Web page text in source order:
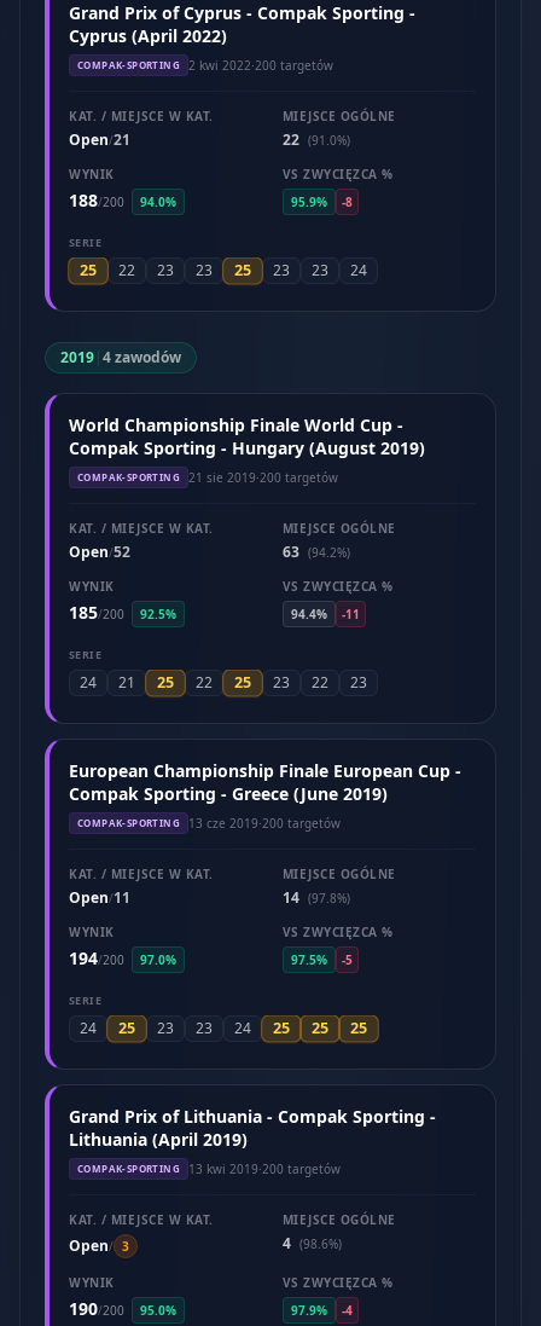
Grand Prix of Cyprus - Compak Sporting -
Cyprus (April 2022)
COMPAK-SPORTING 2 kwi 2022·200 targetów
KAT. / MIEJSCE W KAT.
Open/21
MIEJSCE OGÓLNE
22 (91.0%)
WYNIK
188/200 94.0%
VS ZWYCIĘZCA %
95.9%
-8
SERIE
25 22 23 23 25 23 23 24
2019|4 zawodów
World Championship Finale World Cup -
Compak Sporting - Hungary (August 2019)
COMPAK-SPORTING 21 sie 2019·200 targetów
KAT. / MIEJSCE W KAT.
Open/52
MIEJSCE OGÓLNE
63 (94.2%)
WYNIK
185/200 92.5%
VS ZWYCIĘZCA %
94.4%
-11
SERIE
24 21 25 22 25 23 22 23
European Championship Finale European Cup -
Compak Sporting - Greece (June 2019)
COMPAK-SPORTING 13 cze 2019·200 targetów
KAT. / MIEJSCE W KAT.
Open/11
MIEJSCE OGÓLNE
14 (97.8%)
WYNIK
194/200 97.0%
VS ZWYCIĘZCA %
97.5%
-5
SERIE
24 25 23 23 24 25 25 25
Grand Prix of Lithuania - Compak Sporting -
Lithuania (April 2019)
COMPAK-SPORTING 13 kwi 2019·200 targetów
KAT. / MIEJSCE W KAT.
Open/ 3
MIEJSCE OGÓLNE
4 (98.6%)
WYNIK
190/200 95.0%
VS ZWYCIĘZCA %
97.9%
-4